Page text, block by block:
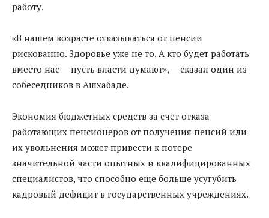
работу.
«В нашем возрасте отказываться от пенсии
рискованно. Здоровье уже не то. А кто будет работать
вместо нас — пусть власти думают», — сказал один из
собеседников в Ашхабаде.
Экономия бюджетных средств за счет отказа
работающих пенсионеров от получения пенсий или
их увольнения может привести к потере
значительной части опытных и квалифицированных
специалистов, что способно еще больше усугубить
кадровый дефицит в государственных учреждениях.